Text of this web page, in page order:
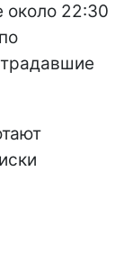
около 22:30